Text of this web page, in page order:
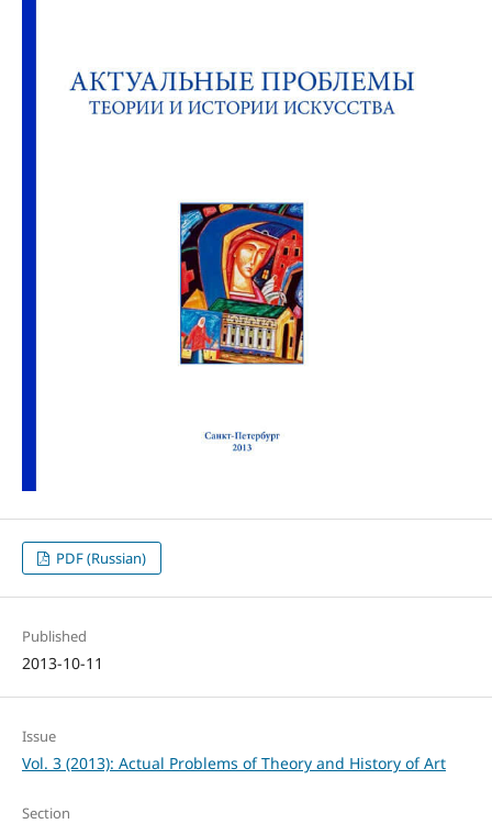
PDF (Russian)
Published
2013-10-11
Issue
Vol. 3 (2013): Actual Problems of Theory and History of Art
Section